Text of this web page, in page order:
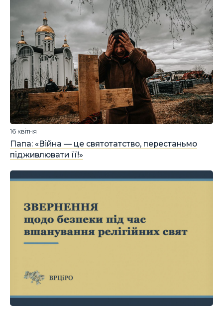
Папа: «Війна — це святотатство, перестаньмо
підживлювати її!»
16 квітня